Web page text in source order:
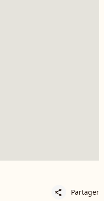
share Partager